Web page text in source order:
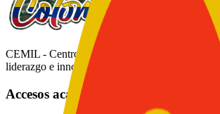
CEMIL - Centro de Educación Militar.
liderazgo e innovación académica al servicio
Accesos académicos